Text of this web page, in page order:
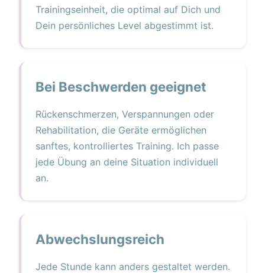
Trainingseinheit, die optimal auf Dich und
Dein persönliches Level abgestimmt ist.
Bei Beschwerden geeignet
Rückenschmerzen, Verspannungen oder
Rehabilitation, die Geräte ermöglichen
sanftes, kontrolliertes Training. Ich passe
jede Übung an deine Situation individuell
an.
Abwechslungsreich
Jede Stunde kann anders gestaltet werden.